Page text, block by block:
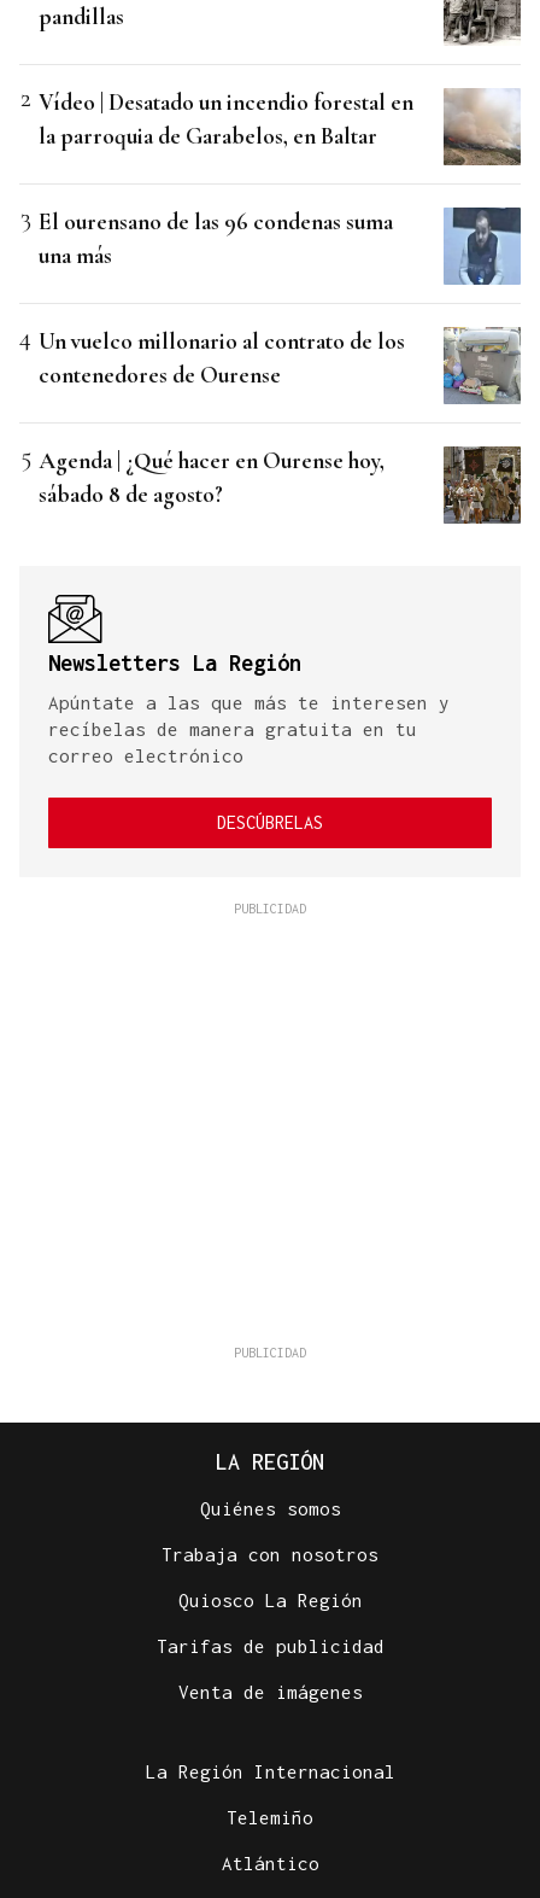
pandillas
Vídeo | Desatado un incendio forestal en
la parroquia de Garabelos, en Baltar
El ourensano de las 96 condenas suma
una más
Un vuelco millonario al contrato de los
contenedores de Ourense
Agenda | ¿Qué hacer en Ourense hoy,
sábado 8 de agosto?
Newsletters La Región
Apúntate a las que más te interesen y
recíbelas de manera gratuita en tu
correo electrónico
DESCÚBRELAS
LA REGIÓN
Quiénes somos
Trabaja con nosotros
Quiosco La Región
Tarifas de publicidad
Venta de imágenes
La Región Internacional
Telemiño
Atlántico